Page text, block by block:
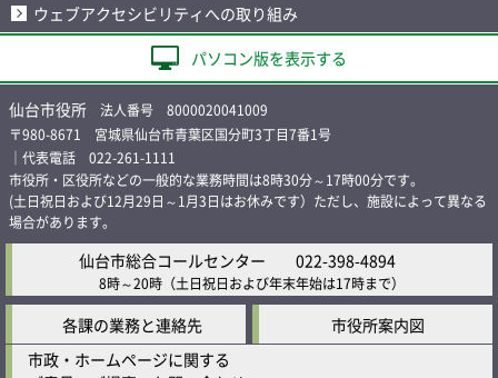
ウェブアクセシビリティへの取り組み
パソコン版を表示する
仙台市役所 法人番号 8000020041009
〒980-8671 宮城県仙台市青葉区国分町3丁目7番1号
｜代表電話 022-261-1111
市役所・区役所などの一般的な業務時間は8時30分～17時00分です。
(土日祝日および12月29日～1月3日はお休みです）ただし、施設によって異なる
場合があります。
仙台市総合コールセンター 022-398-4894
8時～20時 （土日祝日および年末年始は17時まで）
各課の業務と連絡先
市役所案内図
市政・ホームページに関する